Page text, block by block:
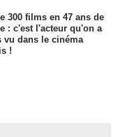
300 films en 47 ans de
: c'est l'acteur qu'on a
vu dans le cinéma
!